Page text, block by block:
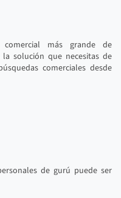
más grande de
solución que necesitas de
comerciales desde
de gurú puede ser